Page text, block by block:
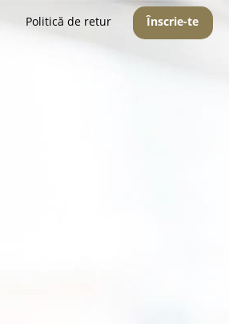
Politică de retur Înscrie-te